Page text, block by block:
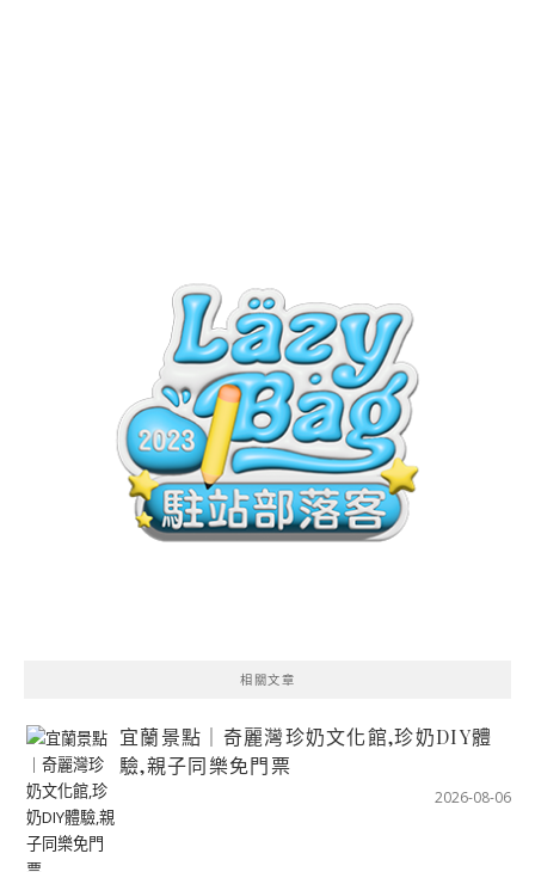
相關文章
宜蘭景點｜奇麗灣珍奶文化館,珍奶DIY體
驗,親子同樂免門票
2026-08-06